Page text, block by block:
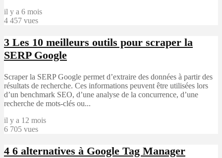
il y a 6 mois
4 457 vues
3 Les 10 meilleurs outils pour scraper la
SERP Google
Scraper la SERP Google permet d’extraire des données à partir des
résultats de recherche. Ces informations peuvent être utilisées lors
d’un benchmark SEO, d’une analyse de la concurrence, d’une
recherche de mots-clés ou...
il y a 12 mois
6 705 vues
4 6 alternatives à Google Tag Manager